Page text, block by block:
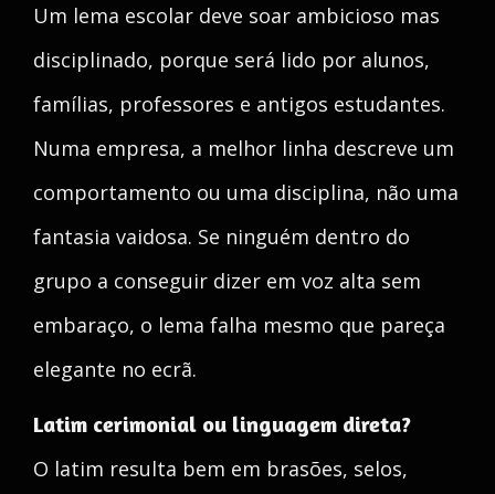
Um lema escolar deve soar ambicioso mas
disciplinado, porque será lido por alunos,
famílias, professores e antigos estudantes.
Numa empresa, a melhor linha descreve um
comportamento ou uma disciplina, não uma
fantasia vaidosa. Se ninguém dentro do
grupo a conseguir dizer em voz alta sem
embaraço, o lema falha mesmo que pareça
elegante no ecrã.
Latim cerimonial ou linguagem direta?
O latim resulta bem em brasões, selos,